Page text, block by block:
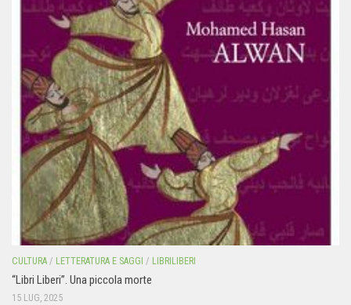
CULTURA / LETTERATURA E SAGGI / LIBRILIBERI
“Libri Liberi”. Una piccola morte
15 LUG, 2025